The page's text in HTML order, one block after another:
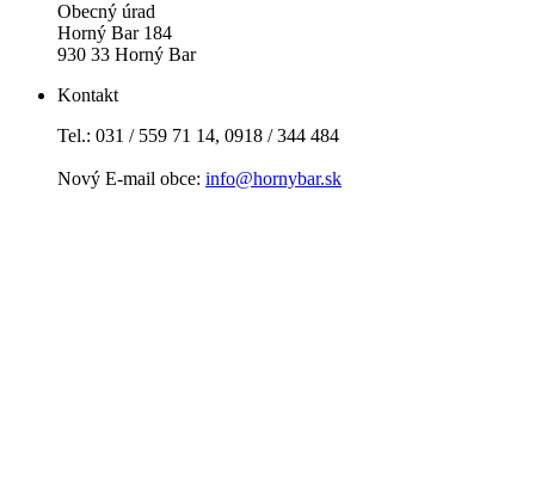
Obecný úrad
Horný Bar 184
930 33 Horný Bar
Kontakt
Tel.: 031 / 559 71 14, 0918 / 344 484
Nový E-mail obce: info@hornybar.sk